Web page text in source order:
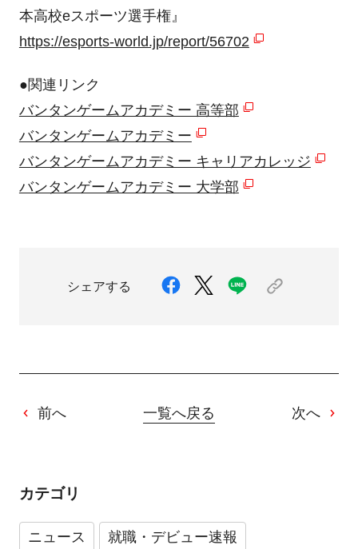
本高校eスポーツ選手権』
https://esports-world.jp/report/56702
●関連リンク
バンタンゲームアカデミー 高等部
バンタンゲームアカデミー
バンタンゲームアカデミー キャリアカレッジ
バンタンゲームアカデミー 大学部
シェアする
前へ 一覧へ戻る 次へ
カテゴリ
ニュース 就職・デビュー速報